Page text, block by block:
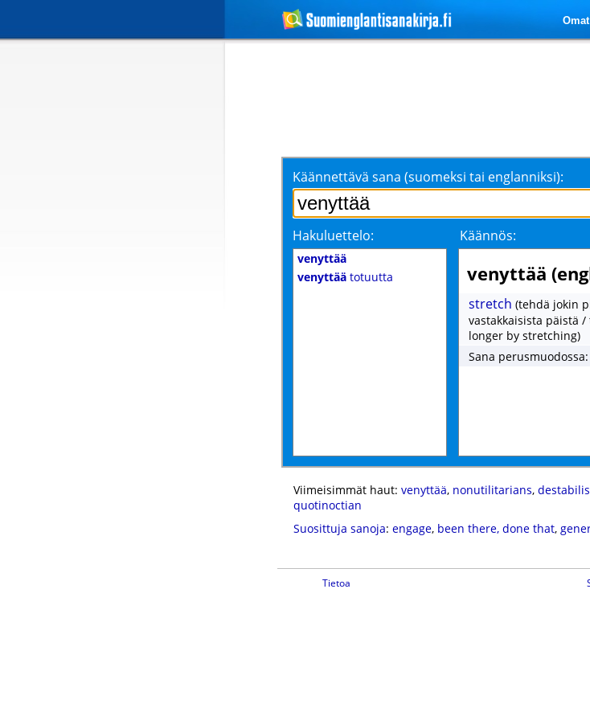
Käännettävä sana (suomeksi tai englanniksi):
Hakuluettelo: Käännös:
venyttää
venyttää totuutta venyttää
stretch (tehdä jokin
vastakkaisista päistä
longer by stretching)
Sana perusmuodossa:
Viimeisimmät haut: venyttää, nonutilitarians,
quotinoctian
Suosittuja sanoja: engage, been there, done that,
Tietoa